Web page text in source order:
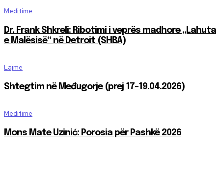
Meditime
Dr. Frank Shkreli: Ribotimi i veprës madhore „Lahuta
e Malësisë“ në Detroit (SHBA)
Lajme
Shtegtim në Međugorje (prej 17-19.04.2026)
Meditime
Mons Mate Uzinić: Porosia për Pashkë 2026